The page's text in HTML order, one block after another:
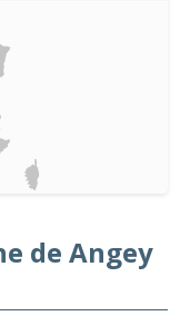
de Angey